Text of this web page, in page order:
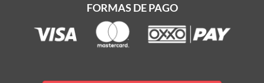
FORMAS DE PAGO